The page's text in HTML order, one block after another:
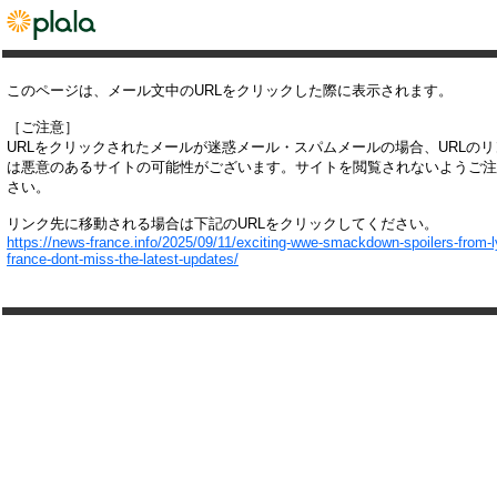
このページは、メール文中のURLをクリックした際に表示されます。
［ご注意］
URLをクリックされたメールが迷惑メール・スパムメールの場合、URLの
は悪意のあるサイトの可能性がございます。サイトを閲覧されないようご
さい。
リンク先に移動される場合は下記のURLをクリックしてください。
https://news-france.info/2025/09/11/exciting-wwe-smackdown-spoilers-from-
france-dont-miss-the-latest-updates/